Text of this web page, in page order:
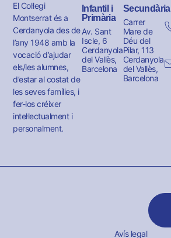
El Col·legi
Montserrat és a
Cerdanyola des de
l’any 1948 amb la
vocació d’ajudar
els/les alumnes,
d’estar al costat de
les seves famílies, i
fer-los créixer
intel·lectualment i
personalment.
Infantil i
Primària
Av. Sant
Iscle, 6
Cerdanyola
del Vallès,
Barcelona
Secundària
Carrer
Mare de
Déu del
Pilar, 113
Cerdanyola
del Vallès,
Barcelona
Avís legal